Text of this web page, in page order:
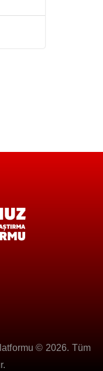
© 2026. Tüm